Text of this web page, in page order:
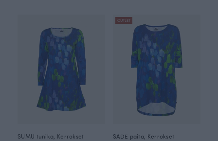
SUMU tunika, Kerrokset
OUTLET
SADE paita, Kerrokset